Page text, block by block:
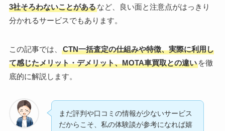
3社そろわないことがあるなど、良い面と注意点がはっきり
分かれるサービスでもあります。
この記事では、
CTN一括査定の仕組みや特徴、実際に利用し
て感じたメリット・デメリット、MOTA車買取との違いを徹
底的に解説します。
まだ評判や口コミの情報が少ないサービス
だからこそ、私の体験談が参考になれば嬉